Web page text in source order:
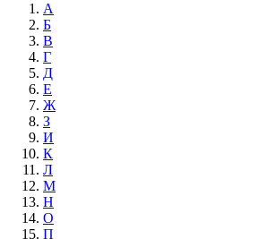
А
Б
В
Г
Д
Е
Ж
З
И
К
Л
М
Н
О
П